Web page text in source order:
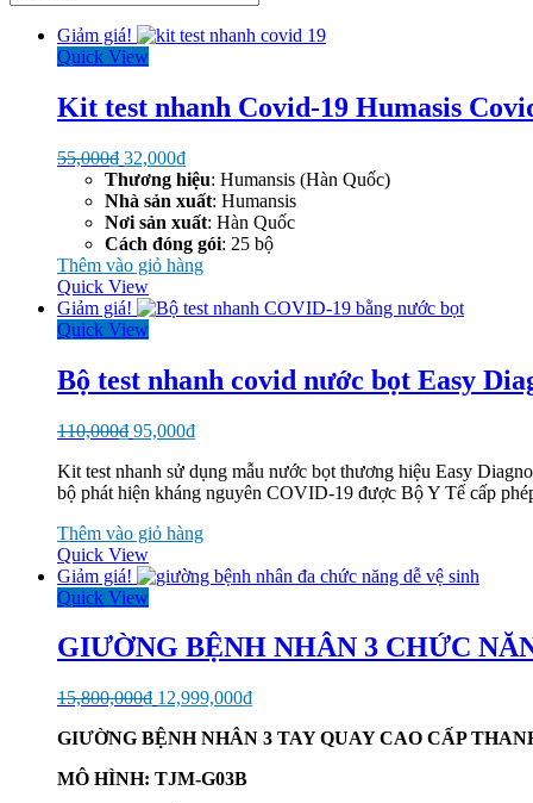
mới
Giảm giá!
Quick View
Kit test nhanh Covid-19 Humasis
55,000₫ Giá
gốc
là:
55,000₫.
32,000₫Giá
hiện
tại
là:
32,000₫.
Thương hiệu: Humansis (Hàn Quốc)
Nhà sản xuất: Humansis
Nơi sản xuất: Hàn Quốc
Cách đóng gói: 25 bộ
Thêm vào giỏ hàng
Quick View
Giảm giá!
Quick View
Bộ test nhanh covid nước bọt Easy
110,000₫ Giá
là:
110,000₫.
95,000₫Giá
tại
là:
Kit test nhanh sử dụng mẫu nước bọt thương hiệu Easy
bộ phát hiện kháng nguyên COVID-19 được Bộ Y Tế cấp
Thêm vào giỏ hàng
Quick View
Giảm giá!
Quick View
GIƯỜNG BỆNH NHÂN 3 CHỨC
15,800,000₫ Giá
là:
12,999,000₫Giá
tại
GIƯỜNG BỆNH NHÂN 3 TAY QUAY CAO CẤP
MÔ HÌNH: TJM-G03B